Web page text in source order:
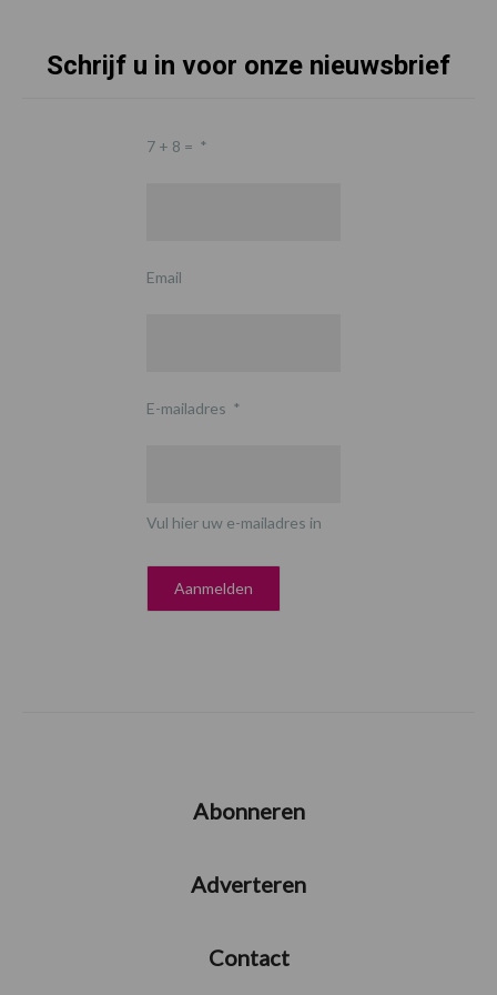
Schrijf u in voor onze nieuwsbrief
7 + 8 = *
Email
E-mailadres *
Vul hier uw e-mailadres in
Abonneren
Adverteren
Contact